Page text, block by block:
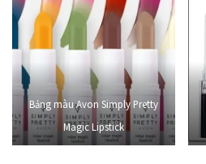
Bảng màu Avon Simply Pretty
Magic Lipstick